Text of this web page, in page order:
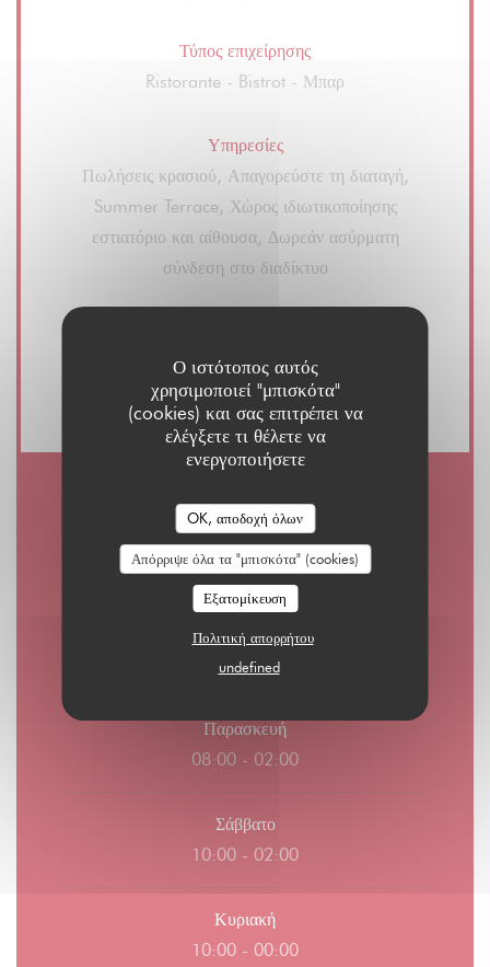
Ο ιστότοπος αυτός
χρησιμοποιεί "μπισκότα"
(cookies) και σας επιτρέπει να
ελέγξετε τι θέλετε να
ενεργοποιήσετε
OK, αποδοχή όλων
Απόρριψε όλα τα "μπισκότα" (cookies)
Εξατομίκευση
Πολιτική απορρήτου
undefined
Τύπος επιχείρησης
Ristorante - Bistrot - Μπαρ
Υπηρεσίες
Πωλήσεις κρασιού, Απαγορεύστε τη διαταγή,
Summer Terrace, Χώρος ιδιωτικοποίησης
εστιατόριο και αίθουσα, Δωρεάν ασύρματη
σύνδεση στο διαδίκτυο
Visa, Μουσικοδιδάσκαλος, Μετρητά, Χρεωστική
κάρτα
Ώρες λειτουργίας
Δ�-Π�
08:00 - 01:00
Παρασκευή
08:00 - 02:00
Σάββατο
10:00 - 02:00
Κυριακή
10:00 - 00:00